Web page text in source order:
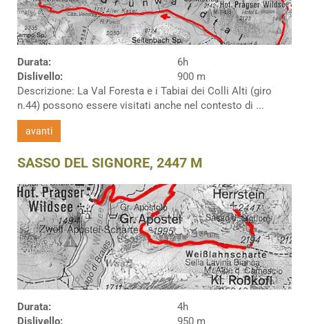
Durata:
6h
Dislivello:
900 m
Descrizione: La Val Foresta e i Tabiai dei Colli Alti (giro
n.44) possono essere visitati anche nel contesto di ...
avanti
SASSO DEL SIGNORE, 2447 M
Durata:
4h
Dislivello:
950 m